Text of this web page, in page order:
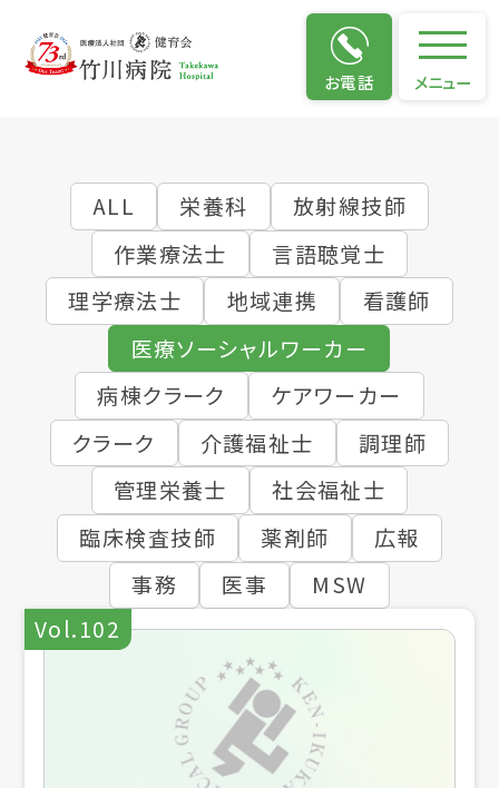
お電話 メニュー
仕事のやりがい
ALL 栄養科
放射線技師
作業療法士
言語聴覚士
理学療法士
地域連携
看護師
医療ソーシャルワーカー
病棟クラーク
ケアワーカー
クラーク
介護福祉士
調理師
管理栄養士
社会福祉士
臨床検査技師
薬剤師
広報
事務
医事
MSW
Vol.102